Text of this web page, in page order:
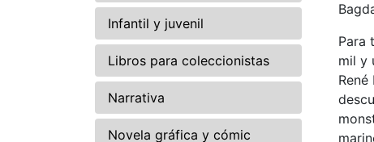
Infantil y juvenil
Libros para coleccionistas
Narrativa
Novela gráfica y cómic
Para
mil y